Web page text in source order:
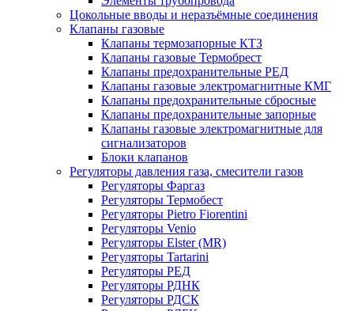
Цокольные вводы и неразъёмные соединения
Клапаны газовые
Клапаны термозапорные КТЗ
Клапаны газовые Термобрест
Клапаны предохранительные РЕД
Клапаны газовые электромагнитные КМГ
Клапаны предохранительные сбросные
Клапаны предохранительные запорные
Клапаны газовые электромагнитные для
сигнализаторов
Блоки клапанов
Регуляторы давления газа, смесители газов
Регуляторы Фаргаз
Регуляторы Термобест
Регуляторы Pietro Fiorentini
Регуляторы Venio
Регуляторы Elster (MR)
Регуляторы Tartarini
Регуляторы РЕД
Регуляторы РДНК
Регуляторы РДСК